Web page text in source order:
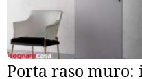
Porta raso muro: